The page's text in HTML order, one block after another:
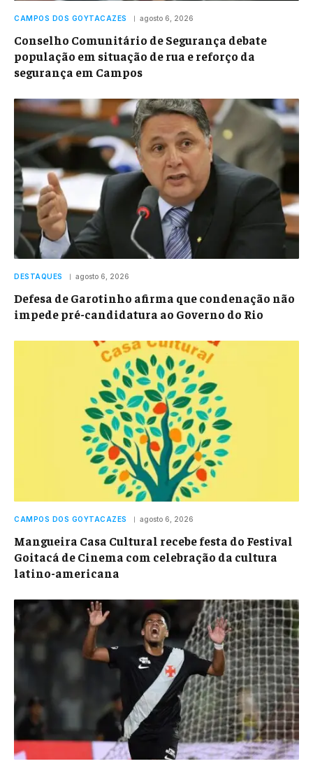
CAMPOS DOS GOYTACAZES agosto 6, 2026
Conselho Comunitário de Segurança debate
população em situação de rua e reforço da
segurança em Campos
DESTAQUES agosto 6, 2026
Defesa de Garotinho afirma que condenação não
impede pré-candidatura ao Governo do Rio
CAMPOS DOS GOYTACAZES agosto 6, 2026
Mangueira Casa Cultural recebe festa do Festival
Goitacá de Cinema com celebração da cultura
latino-americana